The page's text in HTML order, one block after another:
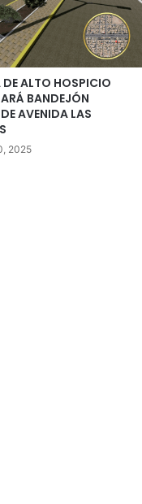
ALTO HOSPICIO
BANDEJÓN
AVENIDA LAS
2025